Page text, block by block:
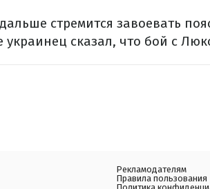
стремится завоевать
украинец сказал, что бой с
Рекламодателям
Правила пользования